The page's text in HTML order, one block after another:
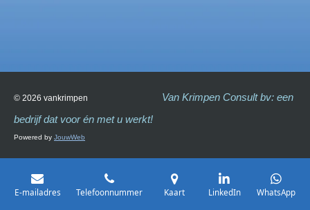
© 2026 vankrimpen
Van Krimpen Consult bv: een
bedrijf dat voor én met u werkt!
Powered by JouwWeb
E-mailadres Telefoonnummer Kaart LinkedIn WhatsApp